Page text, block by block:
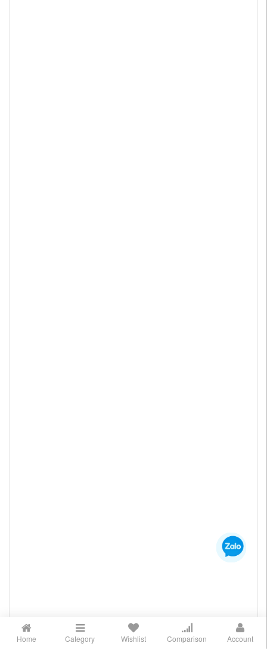
Home Category Wishlist Comparison Account